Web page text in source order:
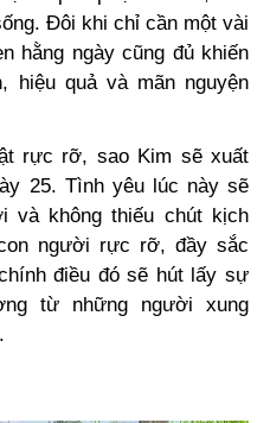
Đôi khi chỉ cần một vài
hằng ngày cũng đủ khiến
hiệu quả và mãn nguyện
rực rỡ, sao Kim sẽ xuất
25. Tình yêu lúc này sẽ
và không thiếu chút kịch
người rực rỡ, đầy sắc
điều đó sẽ hút lấy sự
từ những người xung